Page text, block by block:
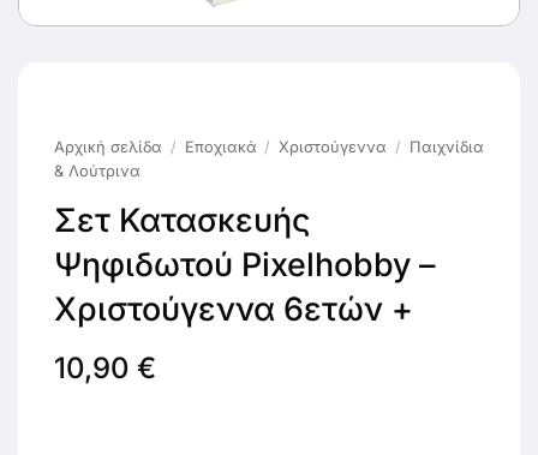
Αρχική σελίδα / Εποχιακά / Χριστούγεννα / Παιχνίδια
& Λούτρινα
Σετ Κατασκευής
Ψηφιδωτού Pixelhobby –
Χριστούγεννα 6ετών +
10,90 €